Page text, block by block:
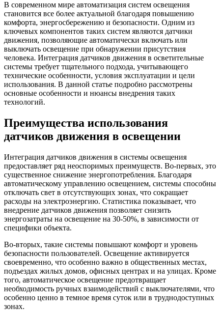
В современном мире автоматизация систем освещения
становится все более актуальной благодаря повышению
комфорта, энергосбережению и безопасности. Одним из
ключевых компонентов таких систем являются датчики
движения, позволяющие автоматически включать или
выключать освещение при обнаружении присутствия
человека. Интеграция датчиков движения в осветительные
системы требует тщательного подхода, учитывающего
технические особенности, условия эксплуатации и цели
использования. В данной статье подробно рассмотрены
основные особенности и нюансы внедрения таких
технологий.
Преимущества использования
датчиков движения в освещении
Интеграция датчиков движения в системы освещения
предоставляет ряд неоспоримых преимуществ. Во-первых, это
существенное снижение энергопотребления. Благодаря
автоматическому управлению освещением, системы способны
отключать свет в отсутствующих зонах, что сокращает
расходы на электроэнергию. Статистика показывает, что
внедрение датчиков движения позволяет снизить
энергозатраты на освещение на 30-50%, в зависимости от
специфики объекта.
Во-вторых, такие системы повышают комфорт и уровень
безопасности пользователей. Освещение активируется
своевременно, что особенно важно в общественных местах,
подъездах жилых домов, офисных центрах и на улицах. Кроме
того, автоматическое освещение предотвращает
необходимость ручных взаимодействий с выключателями, что
особенно ценно в темное время суток или в труднодоступных
зонах.